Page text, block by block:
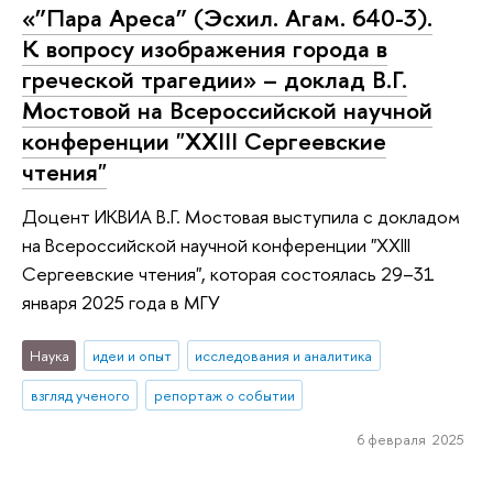
«”Пара Ареса” (Эсхил. Агам. 640-3).
К вопросу изображения города в
греческой трагедии» – доклад В.Г.
Мостовой на Всероссийской научной
конференции "XXIII Сергеевские
чтения"
Доцент ИКВИА В.Г. Мостовая выступила с докладом
на Всероссийской научной конференции "XXIII
Сергеевские чтения", которая состоялась 29–31
января 2025 года в МГУ
Наука идеи и опыт
исследования и аналитика
взгляд ученого
репортаж о событии
6 февраля 2025